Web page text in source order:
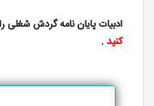
ادبیات پایان نامه گردش شغلی
کنید.